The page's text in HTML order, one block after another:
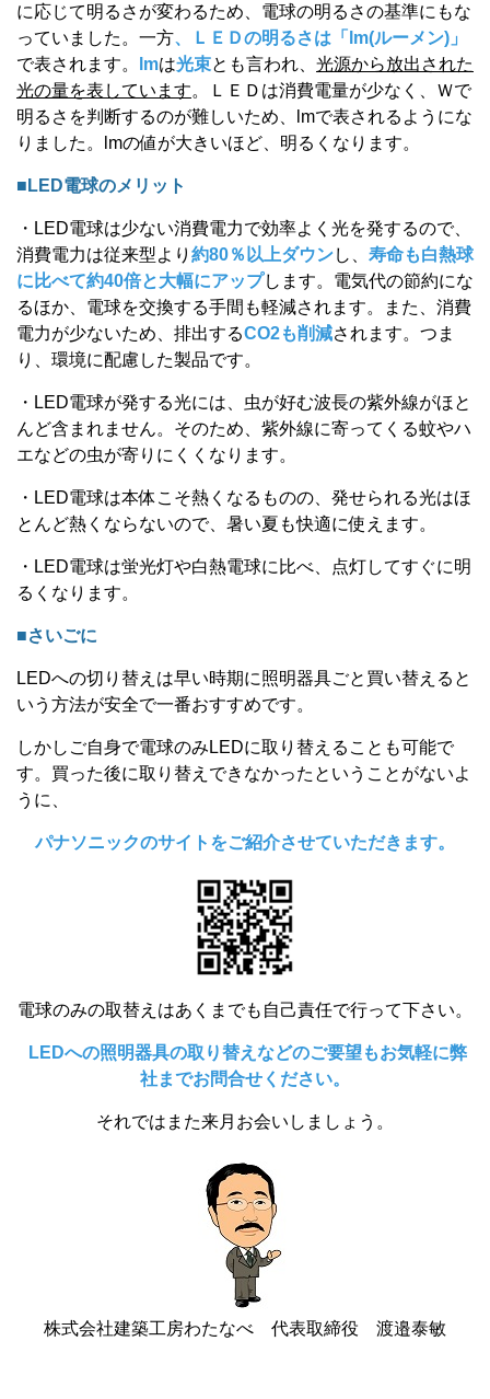
に応じて明るさが変わるため、電球の明るさの基準にもな
っていました。一方、ＬＥＤの明るさは「 lm(ルーメン)」
で表されます。
lmは光束とも言われ、 光源から放出された
光の量を表しています。ＬＥＤは消費電量が少なく、Ｗで
明るさを判断するのが難しいため、
lmで表されるようにな
りました。
lmの値が大きいほど、明るくなります。
■ LED電球のメリット
・ LED電球は少ない消費電力で効率よく光を発するので、
消費電力は従来型より 約80％以上ダウンし、 寿命も白熱球
に比べて約40倍と大幅にアップします。電気代の節約にな
るほか、電球を交換する手間も軽減されます。また、消費
電力が少ないため、排出するCO2も削減されます。つま
り、環境に配慮した製品です。
・ LED電球が発する光には、虫が好む波長の紫外線がほと
んど含まれません。そのため、紫外線に寄ってくる蚊やハ
エなどの虫が寄りにくくなります。
・ LED電球は本体こそ熱くなるものの、発せられる光はほ
とんど熱くならないので、暑い夏も快適に使えます。
・ LED電球は蛍光灯や白熱電球に比べ、点灯してすぐに明
るくなります。
■さいごに
LEDへの切り替えは早い時期に照明器具ごと買い替えると
いう方法が安全で一番おすすめです。
しかしご自身で電球のみ LEDに取り替えることも可能で
す。買った後に取り替えできなかったということがないよ
うに、
パナソニックのサイトをご紹介させていただきます。
電球のみの取替えはあくまでも自己責任で行って下さい。
LEDへの照明器具の取り替えなどのご要望もお気軽に弊
社までお問合せください。
それではまた来月お会いしましょう。
株式会社建築工房わたなべ 代表取締役 渡邉泰敏